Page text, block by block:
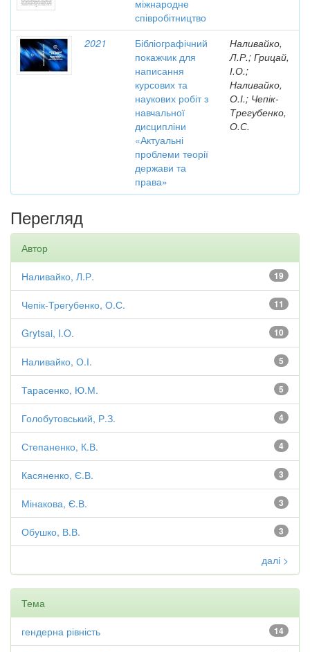
міжнародне
співробітництво
2021
Бібліографічний
покажчик для
написання
курсових та
наукових робіт з
навчальної
дисципліни
«Актуальні
проблеми теорії
держави та
права»
Наливайко,
Л.Р.; Грицай,
І.О.;
Наливайко,
О.І.; Чепік-
Трегубенко,
О.С.
Перегляд
Автор
19
Наливайко, Л.Р.
11
Чепік-Трегубенко, О.С.
10
Grytsai, I.O.
5
Наливайко, О.І.
5
Тарасенко, Ю.М.
4
Голобутовський, Р.З.
4
Степаненко, К.В.
3
Касяненко, Є.В.
3
Мінакова, Є.В.
3
Обушко, В.В.
далі >
Тема
14
гендерна рівність